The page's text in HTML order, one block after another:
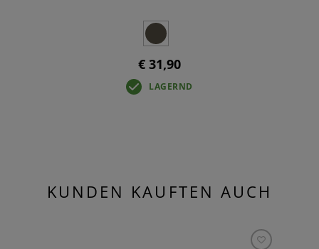
€ 31,90
LAGERND
KUNDEN KAUFTEN AUCH